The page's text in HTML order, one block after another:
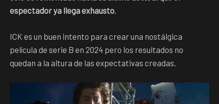
espectador ya llega exhausto.
ICK es un buen intento para crear una nostálgica
película de serie B en 2024 pero los resultados no
quedan a la altura de las expectativas creadas.